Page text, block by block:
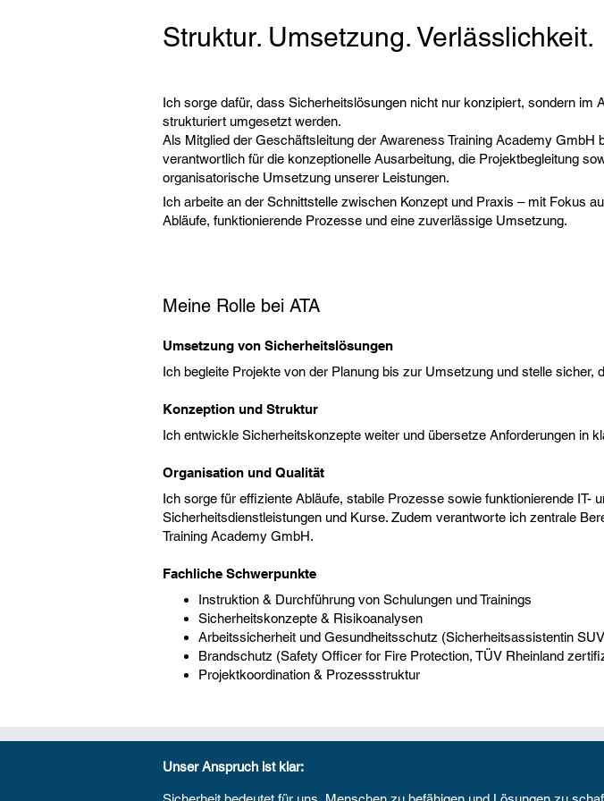
Struktur. Umsetzung. Verlässlichkeit.
Ich sorge dafür, dass Sicherheitslösungen nicht nur konzipiert, sondern im
strukturiert umgesetzt werden.
Als Mitglied der Geschäftsleitung der Awareness Training Academy GmbH
verantwortlich für die konzeptionelle Ausarbeitung, die Projektbegleitung
organisatorische Umsetzung unserer Leistungen.
Ich arbeite an der Schnittstelle zwischen Konzept und Praxis – mit Fokus
Abläufe, funktionierende Prozesse und eine zuverlässige Umsetzung.
Meine Rolle bei ATA
Umsetzung von Sicherheitslösungen
Ich begleite Projekte von der Planung bis zur Umsetzung und stelle sicher,
Konzeption und Struktur
Ich entwickle Sicherheitskonzepte weiter und übersetze Anforderungen in
Organisation und Qualität
Ich sorge für effiziente Abläufe, stabile Prozesse sowie funktionierende
Sicherheitsdienstleistungen und Kurse. Zudem verantworte ich zentrale
Training Academy GmbH.
Fachliche Schwerpunkte
Instruktion & Durchführung von Schulungen und Trainings
Sicherheitskonzepte & Risikoanalysen
Arbeitssicherheit und Gesundheitsschutz (Sicherheitsassistentin
Brandschutz (Safety Officer for Fire Protection, TÜV Rheinland
Projektkoordination & Prozessstruktur
Unser Anspruch ist klar:​